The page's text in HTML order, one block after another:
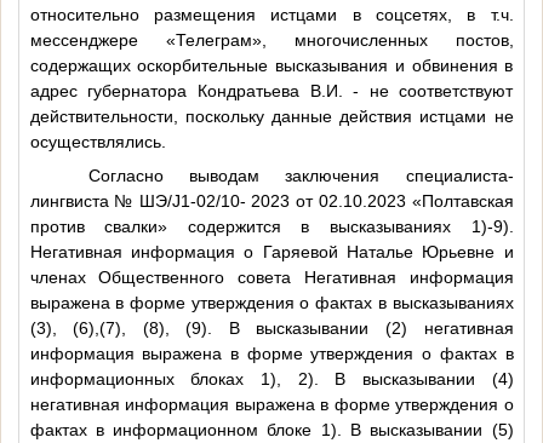
относительно размещения истцами в соцсетях, в т.ч.
мессенджере «Телеграм», многочисленных постов,
содержащих оскорбительные высказывания и обвинения в
адрес губернатора Кондратьева В.И. - не соответствуют
действительности, поскольку данные действия истцами не
осуществлялись.
Согласно выводам заключения специалиста-
лингвиста № ШЭ/J1-02/10- 2023 от 02.10.2023 «Полтавская
против свалки» содержится в высказываниях 1)-9).
Негативная информация о Гаряевой Наталье Юрьевне и
членах Общественного совета Негативная информация
выражена в форме утверждения о фактах в высказываниях
(3), (6),(7), (8), (9). В высказывании (2) негативная
информация выражена в форме утверждения о фактах в
информационных блоках 1), 2). В высказывании (4)
негативная информация выражена в форме утверждения о
фактах в информационном блоке 1). В высказывании (5)